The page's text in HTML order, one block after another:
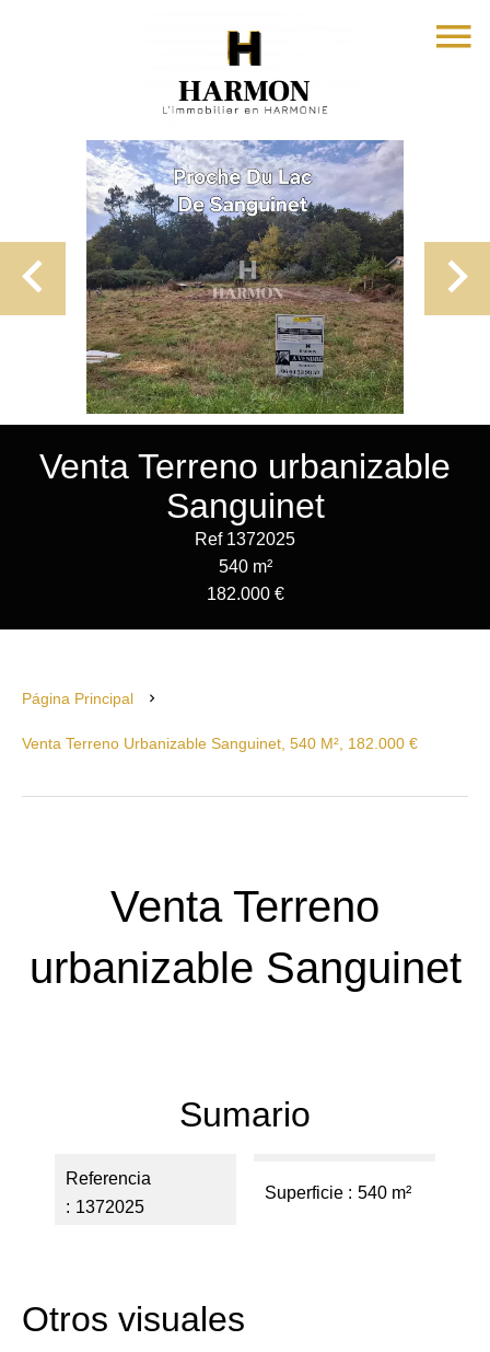
Venta Terreno urbanizable
Sanguinet
Ref 1372025
540 m²
182.000 €
Página Principal
Venta Terreno Urbanizable Sanguinet, 540 M², 182.000 €
Venta Terreno
urbanizable Sanguinet
Sumario
Referencia
1372025
Superficie 540 m²
Otros visuales